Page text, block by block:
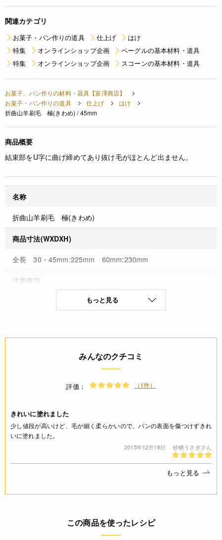
関連カテゴリ
お菓子・パン作りの道具 仕上げ
はけ
特集
オンラインショップ企画
ベーグルの基本材料・道具
特集
オンラインショップ企画 スコーンの基本材料・道具
お菓子、パン作りの材料・器具【富澤商店】
お菓子・パン作りの道具
仕上げ
はけ
折曲山羊刷毛 極(きわめ) / 45mm
商品概要
結束部をU字に曲げ締めてあり抜け毛がほとんど出ません。
名称
折曲山羊刷毛 極(きわめ)
商品寸法(WXDXH)
全長 30・45mm:225mm 60mm:230mm
注意事項
◆商品の在庫・販売状況について◆
・諸事情により、予告なく販売終了になる場合がございます。
ご利用方法
* はじめてご使用の際は中性洗剤でよく洗って下さい。
* 使用後は中性洗剤を付けた柔らかいスポンジで洗い、よく乾
かしてから保管してください。
* 天然の山羊毛を使用しておりますため、多少の臭いがござい
もっと見る
みんなのクチコミ
評価： （1件）
きれいに塗れました
少し値段が高いけど、毛が細く柔らかいので、パンの表面を傷つけずきれ
いに塗れました。
2015年12月18日 砂糖うさぎさん
もっと見る
この商品を使ったレシピ